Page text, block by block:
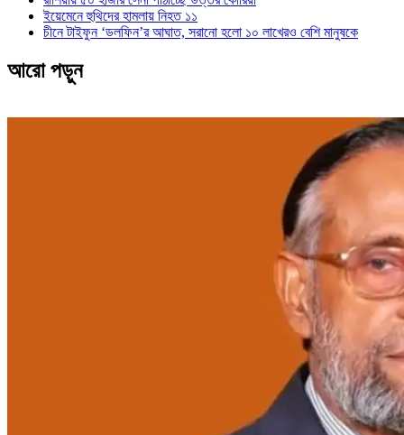
ইয়েমেনে হুথিদের হামলায় নিহত ১১
চীনে টাইফুন ‘ডলফিন’র আঘাত, সরানো হলো ১০ লাখেরও বেশি মানুষকে
আরো পড়ুন